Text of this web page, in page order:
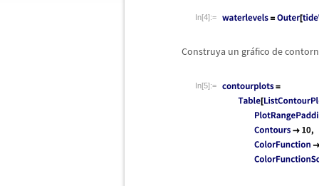
In[4]:=
Construya un gráfico de
In[5]:=